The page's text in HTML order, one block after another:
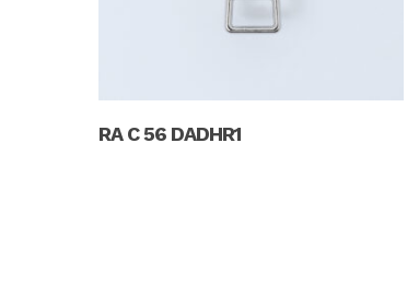
RA C 56 DADHR1